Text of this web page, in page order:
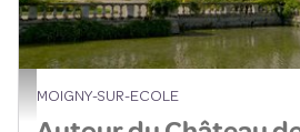
Château de Courances
MOIGNY-SUR-ECOLE